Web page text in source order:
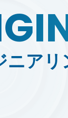
ニアリ